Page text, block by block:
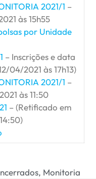
2021/1 –
às 15h55
por Unidade
– Inscrições e data
04/2021 às 17h13)
2021/1 –
às 11:50
– (Retificado em
, Monitoria